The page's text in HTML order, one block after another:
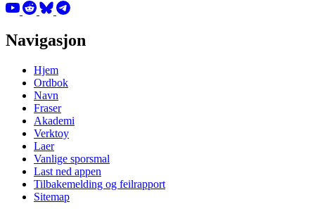
Navigasjon
Hjem
Ordbok
Navn
Fraser
Akademi
Verktoy
Laer
Vanlige sporsmal
Last ned appen
Tilbakemelding og feilrapport
Sitemap